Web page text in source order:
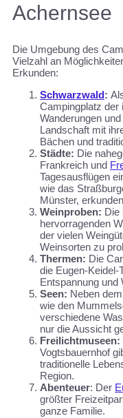
Achernsee
Die Umgebung des
Vielzahl an
Erkunden:
Schwarzwald:
Campingplatz der
Wanderungen
Landschaft mit
Bächen und
Städte: Die
Frankreich und
Tagesausflügen
wie das
Münster,
Weinproben: Die
hervorragenden
der vielen
Weinsorten zu
Thermen: Die
die Eugen-Keidel-
Entspannung und
Seen: Neben
wie den
verschiedene
nur die Aussicht
Freilichtmuseen:
Vogtsbauernhof
traditionelle
Region.
Abenteuer: Der
größter
ganze Familie.